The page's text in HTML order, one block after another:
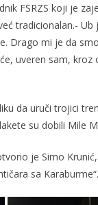
FSRZS koji je
tradicionalan.-
Drago mi je da
uveren sam,
da uruči trojici
su dobili Mile
je Simo
sa Karaburme“.